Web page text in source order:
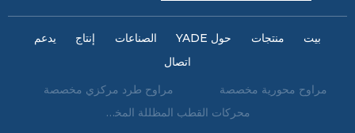
بيت منتجات حول YADE الصناعات إنتاج
يدعم
اتصال
مراوح محورية مخصصة
مراوح طرد مركزي مخصصة
محركات القطب المظللة المخصصة